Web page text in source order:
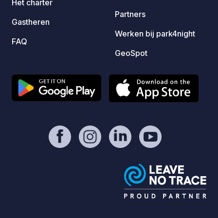
din
Het charter
Gastheren
FAQ
Partners
Werken bij park4night
GeoSpot